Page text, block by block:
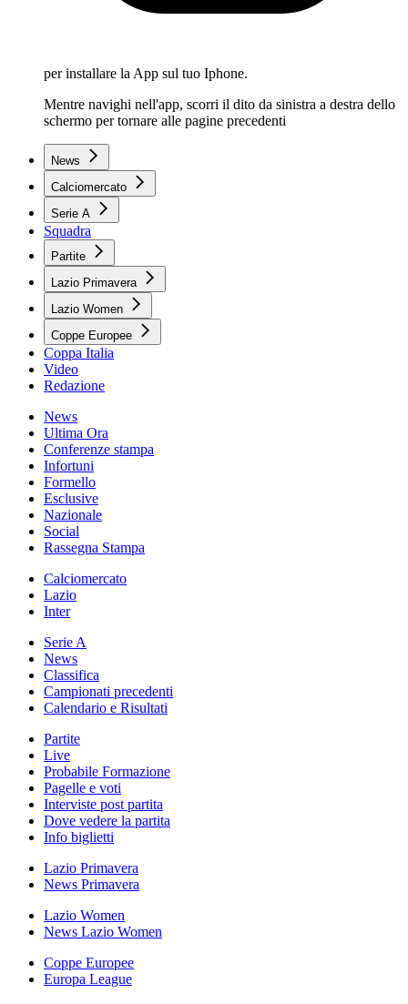
per installare la App sul tuo Iphone.
Mentre navighi nell'app, scorri il dito da sinistra a destra dello
schermo per tornare alle pagine precedenti
News
Calciomercato
Serie A
Squadra
Partite
Lazio Primavera
Lazio Women
Coppe Europee
Coppa Italia
Video
Redazione
News
Ultima Ora
Conferenze stampa
Infortuni
Formello
Esclusive
Nazionale
Social
Rassegna Stampa
Calciomercato
Lazio
Inter
Serie A
News
Classifica
Campionati precedenti
Calendario e Risultati
Partite
Live
Probabile Formazione
Pagelle e voti
Interviste post partita
Dove vedere la partita
Info biglietti
Lazio Primavera
News Primavera
Lazio Women
News Lazio Women
Coppe Europee
Europa League